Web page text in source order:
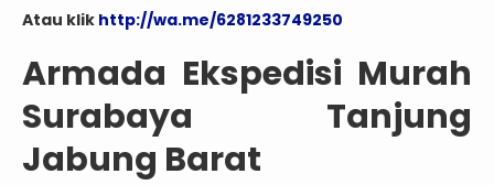
Atau klik http://wa.me/6281233749250
Armada Ekspedisi Murah
Surabaya Tanjung
Jabung Barat